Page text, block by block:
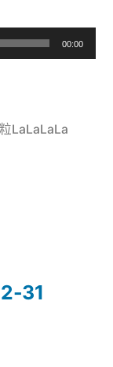
00:00
LaLaLaLa
31